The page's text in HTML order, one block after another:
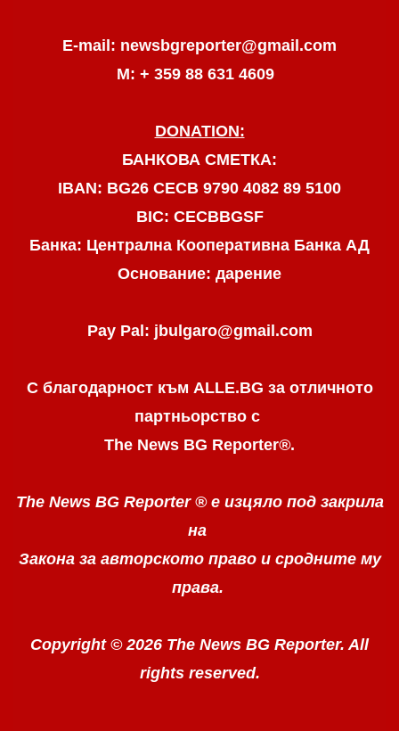
E-mail: newsbgreporter@gmail.com
М: + 359 88 631 4609
DONATION:
БАНКОВА СМЕТКА:
IBAN: BG26 CECB 9790 4082 89 5100
BIC: CECBBGSF
Банка: Централна Кооперативна Банка АД
Основание: дарение
Pay Pal: jbulgaro@gmail.com
С благодарност към ALLE.BG за отличното
партньорство с
The News BG Reporter®.
The News BG Reporter ® е изцяло под закрила
на
Закона за авторското право и сродните му
права.
Copyright © 2026 The News BG Reporter. All
rights reserved.